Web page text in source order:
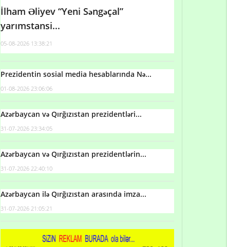
İlham Əliyev “Yeni Səngəçal”
yarımstansi...
05-08-2026 13:38:21
Prezidentin sosial media hesablarında Nə...
01-08-2026 23:06:06
Azərbaycan və Qırğızıstan prezidentləri...
31-07-2026 23:34:05
Azərbaycan və Qırğızıstan prezidentlərin...
31-07-2026 22:40:10
Azərbaycan ilə Qırğızıstan arasında imza...
31-07-2026 21:05:21